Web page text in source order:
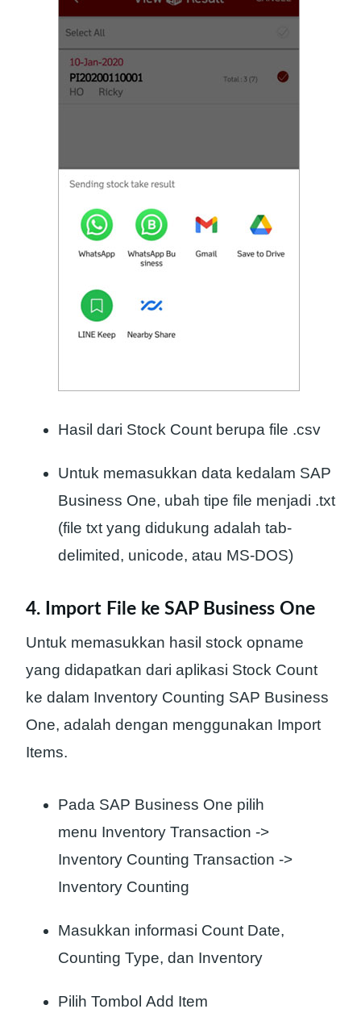
Hasil dari Stock Count berupa file .csv
Untuk memasukkan data kedalam SAP
Business One, ubah tipe file menjadi .txt
(file txt yang didukung adalah tab-
delimited, unicode, atau MS-DOS)
4. Import File ke SAP Business One
Untuk memasukkan hasil stock opname
yang didapatkan dari aplikasi Stock Count
ke dalam Inventory Counting SAP Business
One, adalah dengan menggunakan Import
Items.
Pada SAP Business One pilih
menu Inventory Transaction ->
Inventory Counting Transaction ->
Inventory Counting
Masukkan informasi Count Date,
Counting Type, dan Inventory
Pilih Tombol Add Item